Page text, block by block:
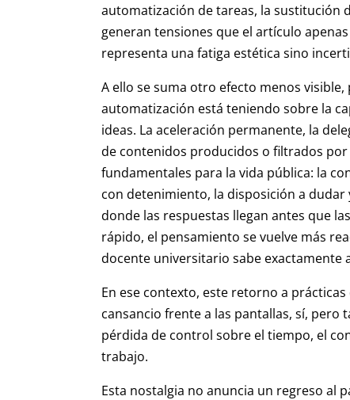
automatización de tareas, la sustitución
generan tensiones que el artículo
representa una fatiga estética sino
A ello se suma otro efecto menos
automatización está teniendo sobre la
ideas. La aceleración permanente, la
de contenidos producidos o filtrados
fundamentales para la vida pública: la
con detenimiento, la disposición a
donde las respuestas llegan antes que
rápido, el pensamiento se vuelve más
docente universitario sabe exactamente
En ese contexto, este retorno a
cansancio frente a las pantallas, sí,
pérdida de control sobre el tiempo, el
trabajo.
Esta nostalgia no anuncia un regreso al